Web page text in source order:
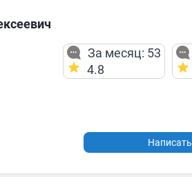
За месяц: 53
4.8
Написать